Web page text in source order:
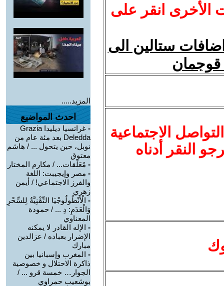
الأخرى انقر على
ستالين الى
الاجتماعية
النقر أدناه
المزيد.....
احدث المواضيع
-
غراتسيا ديليدا Grazia
Deledda بعد مئة عام من
نوبل، حين يتحول ... / هاشم
معتوق
- مُعَلَقات... / مكارم المختار
- مصر وإيجيبت: اللغة
والفرز الاجتماعي! / أيمن
زهري
- الْأَنْطُولُوجْيَا التِّقْنِيَّةُ لِلسِّحْرِ
وَالْعَدَمِ: دِ ... / حمودة
المعناوي
- الإله القادر لا يمكنه
الإضرار بعباده / عزالدين
مبارك
- المغرب وإسبانيا بين
ذاكرة الاحتلال و خصوصية
الجوار… خمسة قرو ... /
بوشعيب حمراوي